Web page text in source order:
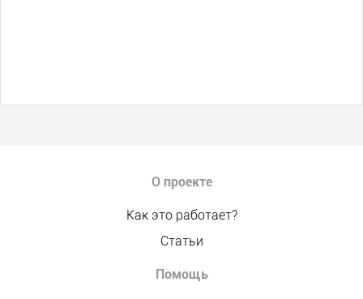
О проекте
Как это работает?
Статьи
Помощь